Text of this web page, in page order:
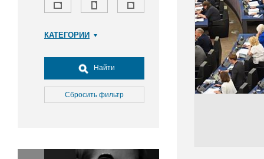
КАТЕГОРИИ
Досуг, туризм и отдых
Культура
Медицина
Окружающая среда
Найти
Сбросить фильтр